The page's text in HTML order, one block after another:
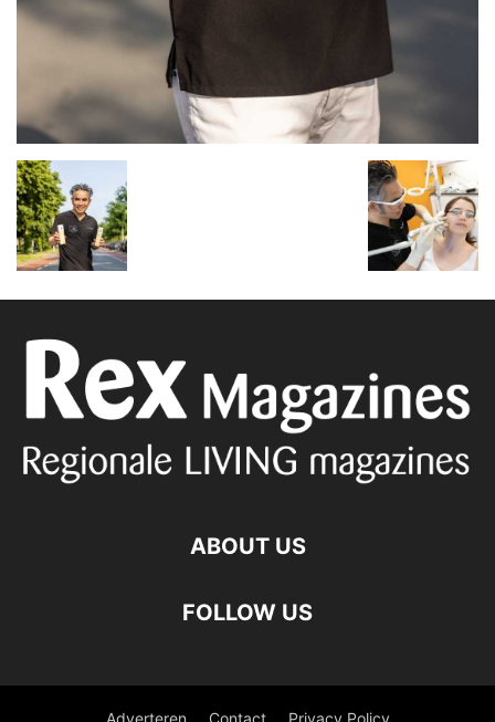
ABOUT US
FOLLOW US
Adverteren Contact Privacy Policy